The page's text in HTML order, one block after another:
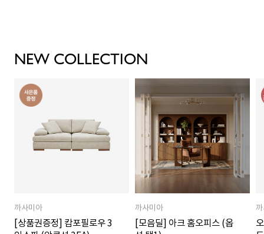
NEW COLLECTION
까사미아
[상품권증정] 캄포필로우 3
까사미아
[모음딜] 아크 홈오피스 (옵